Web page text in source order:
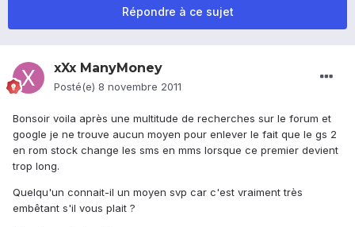
Répondre à ce sujet
xXx ManyMoney
Posté(e) 8 novembre 2011
Bonsoir voila après une multitude de recherches sur le forum et
google je ne trouve aucun moyen pour enlever le fait que le gs 2
en rom stock change les sms en mms lorsque ce premier devient
trop long.
Quelqu'un connait-il un moyen svp car c'est vraiment très
embêtant s'il vous plait ?